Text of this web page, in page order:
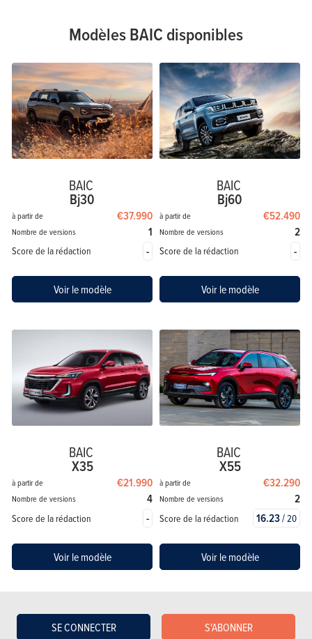
SE CONNECTER S'ABONNER
Modèles BAIC disponibles
BAIC
Bj30
à partir de €37.990
Nombre de versions 1
Score de la rédaction -
Voir le modèle
BAIC
Bj60
à partir de €52.490
Nombre de versions 2
Score de la rédaction -
Voir le modèle
BAIC
X35
à partir de €21.990
Nombre de versions 4
Score de la rédaction -
Voir le modèle
BAIC
X55
à partir de €32.290
Nombre de versions 2
Score de la rédaction 16.23/20
Voir le modèle